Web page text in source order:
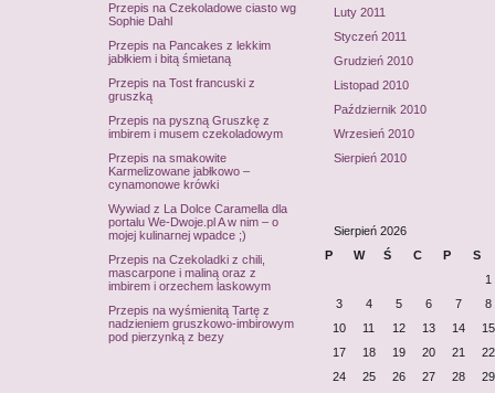
Przepis na Czekoladowe ciasto wg
Sophie Dahl
Przepis na Pancakes z lekkim
jabłkiem i bitą śmietaną
Przepis na Tost francuski z
gruszką
Przepis na pyszną Gruszkę z
imbirem i musem czekoladowym
Przepis na smakowite
Karmelizowane jabłkowo –
cynamonowe krówki
Wywiad z La Dolce Caramella dla
portalu We-Dwoje.pl A w nim – o
mojej kulinarnej wpadce ;)
Przepis na Czekoladki z chili,
mascarpone i maliną oraz z
imbirem i orzechem laskowym
Przepis na wyśmienitą Tartę z
nadzieniem gruszkowo-imbirowym
pod pierzynką z bezy
Luty 2011
Styczeń 2011
Grudzień 2010
Listopad 2010
Październik 2010
Wrzesień 2010
Sierpień 2010
Sierpień 2026
P
W Ś C P S
1
3
4 5 6 7
8
10
11 12 13 14
15
17
18 19 20 21
22
24
25 26 27 28
29